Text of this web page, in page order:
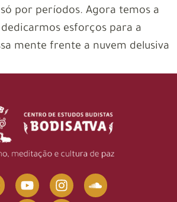
por períodos. Agora temos a
esforços para a
mente frente a nuvem delusiva